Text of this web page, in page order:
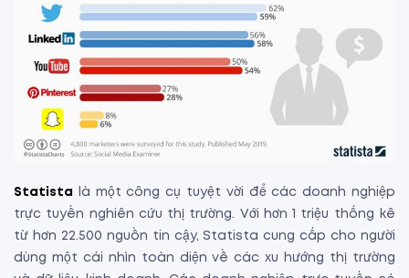
Statista là một công cụ tuyệt vời để các doanh nghiệp
trực tuyến nghiên cứu thị trường. Với hơn 1 triệu thống kê
từ hơn 22.500 nguồn tin cậy, Statista cung cấp cho người
dùng một cái nhìn toàn diện về các xu hướng thị trường